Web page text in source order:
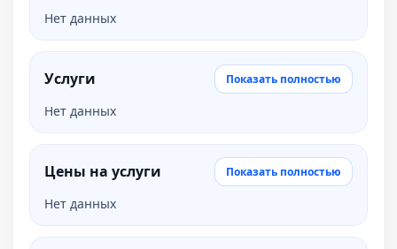
Нет данных
Услуги Показать полностью
Нет данных
Цены на услуги Показать полностью
Нет данных